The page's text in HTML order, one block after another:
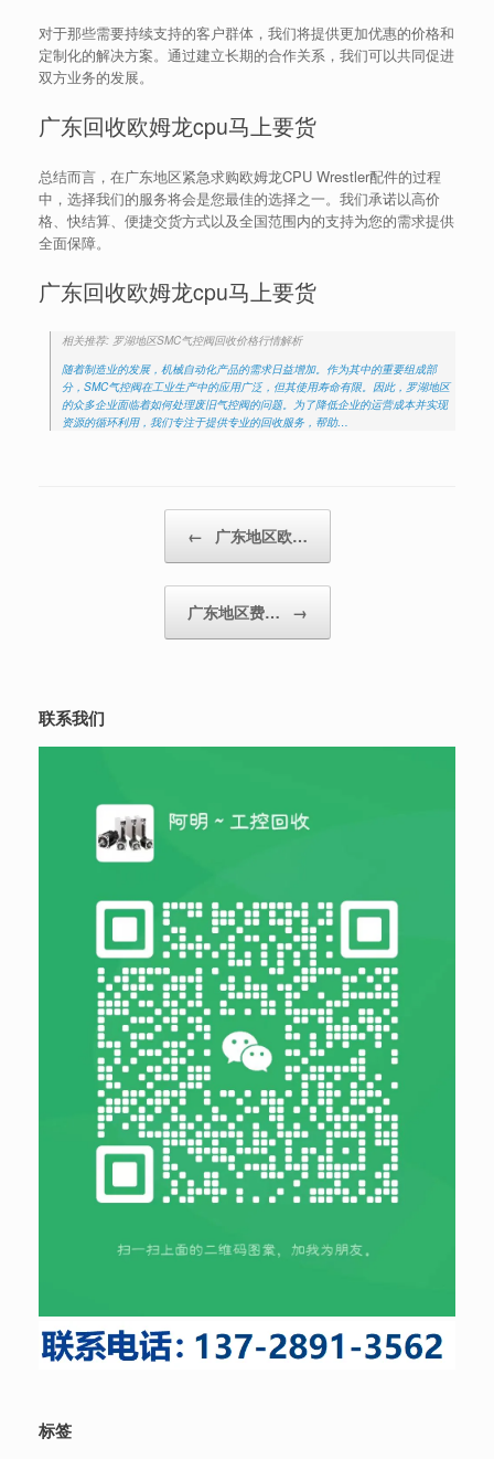
对于那些需要持续支持的客户群体，我们将提供更加优惠的价格和
定制化的解决方案。通过建立长期的合作关系，我们可以共同促进
双方业务的发展。
广东回收欧姆龙cpu马上要货
总结而言，在广东地区紧急求购欧姆龙CPU Wrestler配件的过程
中，选择我们的服务将会是您最佳的选择之一。我们承诺以高价
格、快结算、便捷交货方式以及全国范围内的支持为您的需求提供
全面保障。
广东回收欧姆龙cpu马上要货
相关推荐: 罗湖地区SMC气控阀回收价格行情解析
随着制造业的发展，机械自动化产品的需求日益增加。作为其中的重要组成部
分，SMC气控阀在工业生产中的应用广泛，但其使用寿命有限。因此，罗湖地区
的众多企业面临着如何处理废旧气控阀的问题。为了降低企业的运营成本并实现
资源的循环利用，我们专注于提供专业的回收服务，帮助…
← 广东地区欧…
广东地区费… →
联系我们
标签